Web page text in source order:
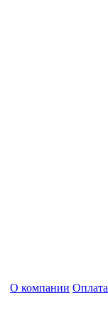
О компании Оплата